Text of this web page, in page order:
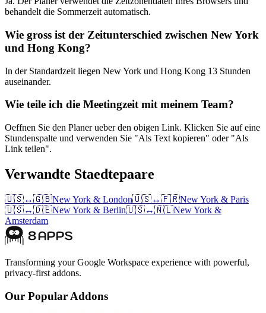
behandelt die Sommerzeit automatisch.
Wie gross ist der Zeitunterschied zwischen New York
und Hong Kong?
In der Standardzeit liegen New York und Hong Kong 13 Stunden
auseinander.
Wie teile ich die Meetingzeit mit meinem Team?
Oeffnen Sie den Planer ueber den obigen Link. Klicken Sie auf eine
Stundenspalte und verwenden Sie "Als Text kopieren" oder "Als
Link teilen".
Verwandte Staedtepaare
🇺🇸↔🇬🇧New York & London🇺🇸↔🇫🇷New York & Paris
🇺🇸↔🇩🇪New York & Berlin🇺🇸↔🇳🇱New York &
Amsterdam
Transforming your Google Workspace experience with powerful,
privacy-first addons.
Our Popular Addons